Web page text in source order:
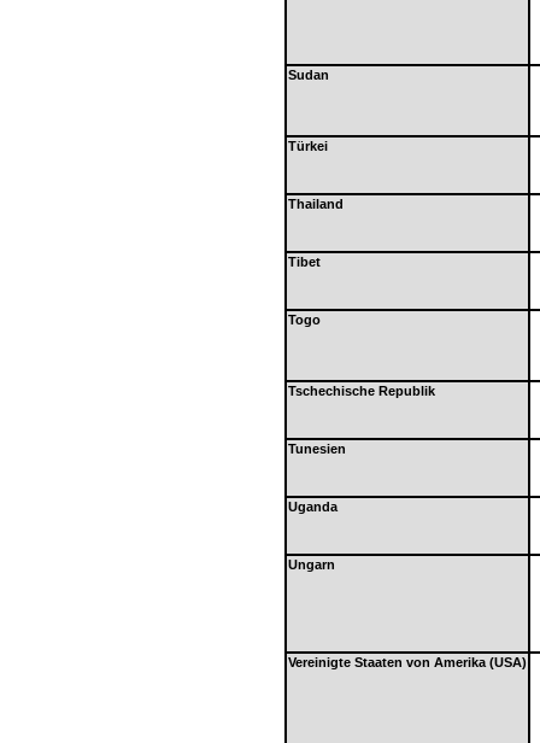
Sudan
Türkei
Thailand
Tibet
Togo
Tschechische Republik
Tunesien
Uganda
Ungarn
Vereinigte Staaten von Amerika (USA)